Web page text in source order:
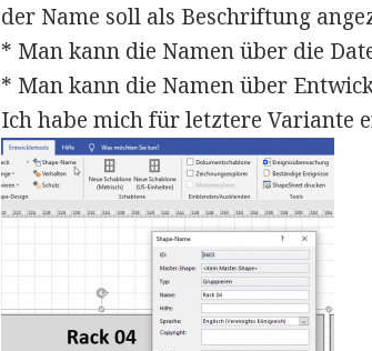
der Name soll als Beschriftung
* Man kann die Namen über die
* Man kann die Namen über
Ich habe mich für letztere Variante